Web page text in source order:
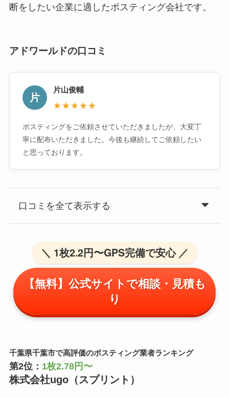
断をしたい企業に適したポスティング会社です。
アドワールドの口コミ
片
片山俊輔
★★★★★
ポスティングをご依頼させていただきましたが、大変丁
寧に配布いただきました。今後も継続してご依頼したい
と思っております。
口コミを全て表示する
＼ 1枚2.2円〜GPS完備で安心 ／
【無料】公式サイトで相談・見積も
り
千葉県千葉市で高評価のポスティング業者ランキング
第2位： 1枚2.78円〜
株式会社ugo（スプリント）